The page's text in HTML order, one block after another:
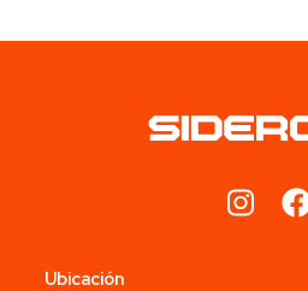
Ubicación